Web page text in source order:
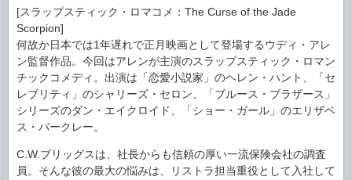
[スラップスティック・ロマコメ：The Curse of the Jade
Scorpion]
何故か日本では1年遅れで正月映画として登場するウディ・アレ
ン監督作品。今回はアレンが主演のスラップスティック・ロマン
チックコメディ。出演は「恋愛小説家」のヘレン・ハント、「セ
レブリティ」のシャリーズ・セロン、「ブルース・ブラザース」
シリーズのダン・エイクロイド、「ショー・ガール」のエリザベ
ス・バークレー。
C.W.ブリッグスは、社長からも信頼の厚い一流保険会社の調査
員。そんな彼の最大の悩みは、リストラ担当重役として入社して